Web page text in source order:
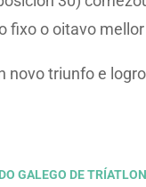
fixo o oitavo
novo triunfo e
GALEGO DE